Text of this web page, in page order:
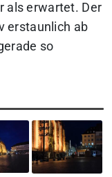
als erwartet. Der
erstaunlich ab
so